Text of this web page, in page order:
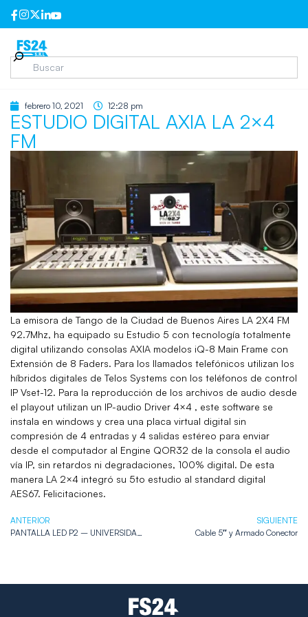
febrero 10, 2021 12:28 pm
ESTUDIO DIGITAL AXIA LA 2×4
FM
La emisora de Tango de la Ciudad de Buenos Aires LA 2X4 FM
92.7Mhz, ha equipado su Estudio 5 con tecnología totalmente
digital utilizando consolas AXIA modelos iQ-8 Main Frame con
Extensión de 8 Faders. Para los llamados telefónicos utilizan los
híbridos digitales de Telos Systems con los teléfonos de control
IP Vset-12. Para la reproducción de los archivos de audio desde
el playout utilizan un IP-audio Driver 4×4 , este software se
instala en windows y crea una placa virtual digital sin
compresión de 4 entradas y 4 salidas estéreo para enviar
desde el computador al Engine QOR32 de la consola el audio
vía IP, sin retardos ni degradaciones, 100% digital. De esta
manera LA 2×4 integró su 5to estudio al standard digital
AES67. Felicitaciones.
ANTERIOR
PANTALLA LED P2 – UNIVERSIDAD NACIONAL DE MORENO
SIGUIENTE
Cable 5″ y Armado Conector